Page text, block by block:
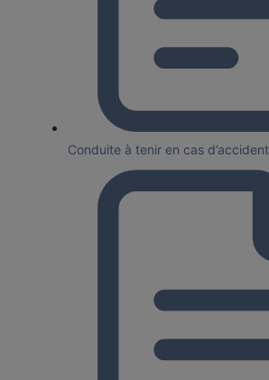
Conduite à tenir en cas d’accident